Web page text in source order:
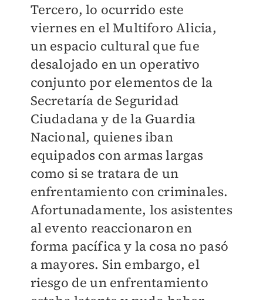
Tercero, lo ocurrido este
viernes en el Multiforo Alicia,
un espacio cultural que fue
desalojado en un operativo
conjunto por elementos de la
Secretaría de Seguridad
Ciudadana y de la Guardia
Nacional, quienes iban
equipados con armas largas
como si se tratara de un
enfrentamiento con criminales.
Afortunadamente, los asistentes
al evento reaccionaron en
forma pacífica y la cosa no pasó
a mayores. Sin embargo, el
riesgo de un enfrentamiento